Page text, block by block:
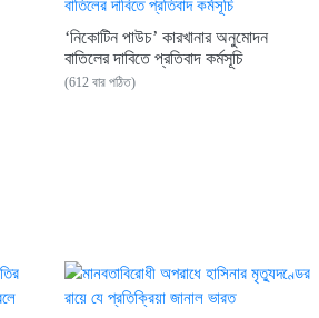
‘নিকোটিন পাউচ’ কারখানার অনুমোদন
বাতিলের দাবিতে প্রতিবাদ কর্মসূচি
(612 বার পঠিত)